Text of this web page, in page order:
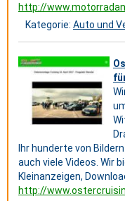
http://
Kategorie: Auto und
Ihr hunderte von
auch viele Videos. Wir
Kleinanzeigen, Download
http://